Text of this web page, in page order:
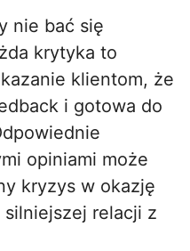
nie bać się
krytyka to
klientom, że
i gotowa do
opiniami może
kryzys w okazję
relacji z